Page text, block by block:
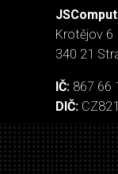
Krotějov 6
340 21
IČ: 867 66
DIČ: